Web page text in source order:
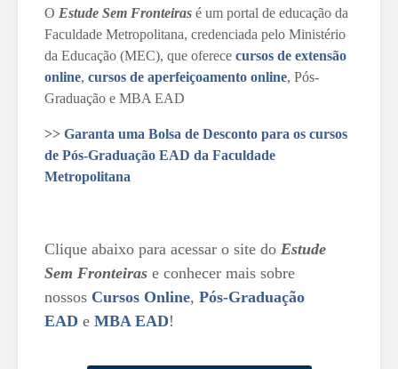
O Estude Sem Fronteiras é um portal de educação da
Faculdade Metropolitana, credenciada pelo Ministério
da Educação (MEC), que oferece cursos de extensão
online, cursos de aperfeiçoamento online, Pós-
Graduação e MBA EAD
>> Garanta uma Bolsa de Desconto para os cursos
de Pós-Graduação EAD da Faculdade
Metropolitana
Clique abaixo para acessar o site do Estude
Sem Fronteiras e conhecer mais sobre
nossos Cursos Online, Pós-Graduação
EAD e MBA EAD!